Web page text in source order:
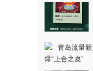
青岛流量新
爆“上合之夏”